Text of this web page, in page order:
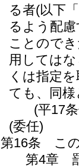
る者(以下
るよう配
ことので
用しては
くは指定
ても、同
(平17
(委任)
第16条
こ
第4章